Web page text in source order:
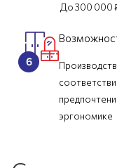
До 300 000
эргономике